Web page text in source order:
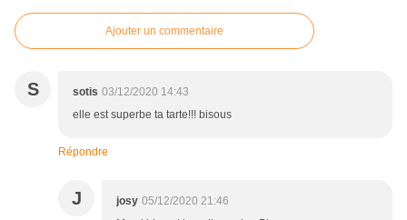
Ajouter un commentaire
S sotis 03/12/2020 14:43
elle est superbe ta tarte!!! bisous
Répondre
J josy 05/12/2020 21:46